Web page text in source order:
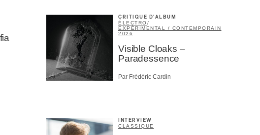
CRITIQUE D'ALBUM
ÉLECTRO/
EXPÉRIMENTAL / CONTEMPORAIN
2026
Visible Cloaks –
Paradessence
Par Frédéric Cardin
INTERVIEW
CLASSIQUE